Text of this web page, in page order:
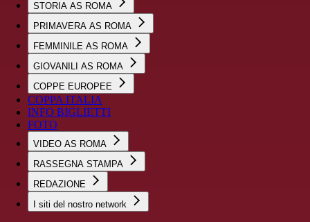
STORIA AS ROMA
PRIMAVERA AS ROMA
FEMMINILE AS ROMA
GIOVANILI AS ROMA
COPPE EUROPEE
COPPA ITALIA
INFO BIGLIETTI
FOTO
VIDEO AS ROMA
RASSEGNA STAMPA
REDAZIONE
I siti del nostro network